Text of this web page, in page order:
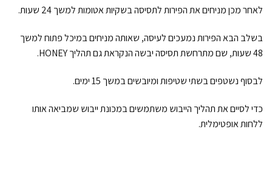
לאחר מכן מניחים את הפירות לתסיסה בשקיות אטומות למשך 24 שעות.
בשלב הבא הפירות נמעכים לעיסה, שאותה מניחים במיכל פתוח למשך
48 שעות, שם מתרחשת תסיסה יבשה הנקראת גם תהליך HONEY.
לבסוף נשטפים בשתי שטיפות ומיובשים במשך 15 ימים.
כדי לסיים את תהליך הייבוש משתמשים במכונת ייבוש שמביאה אותו
ללחות אופטימלית.